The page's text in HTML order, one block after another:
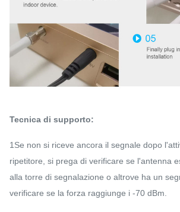
Tecnica di supporto:
1Se non si riceve ancora il segnale dopo
ripetitore, si prega di verificare se l'antenna
alla torre di segnalazione o altrove ha un
verificare se la forza raggiunge i -70 dBm.